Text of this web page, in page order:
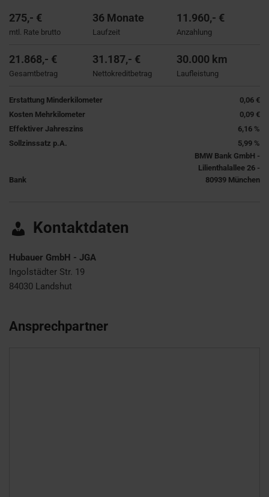
275,- €
mtl. Rate brutto
36 Monate
Laufzeit
11.960,- €
Anzahlung
21.868,- €
Gesamtbetrag
31.187,- €
Nettokreditbetrag
30.000 km
Laufleistung
Erstattung Minderkilometer
0,06 €
Kosten Mehrkilometer
0,09 €
Effektiver Jahreszins
6,16 %
Sollzinssatz p.A.
5,99 %
Bank
BMW Bank GmbH -
Lilienthalallee 26 -
80939 München
Kontaktdaten
Hubauer GmbH - JGA
Ingolstädter Str. 19
84030 Landshut
Ansprechpartner